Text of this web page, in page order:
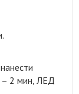
– 2 мин, ЛЕД